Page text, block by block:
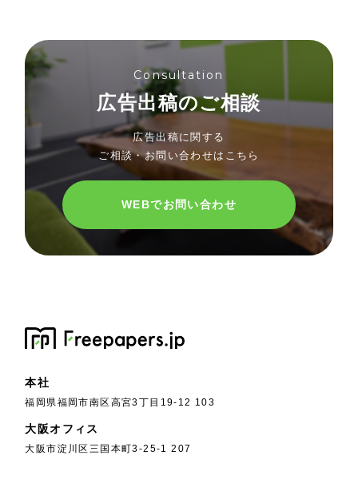
Consultation
広告出稿のご相談
広告出稿に関する
ご相談・お問い合わせはこちら
WEBでお問い合わせ
本社
福岡県福岡市南区高宮3丁目19-12 103
大阪オフィス
大阪市淀川区三国本町3-25-1 207